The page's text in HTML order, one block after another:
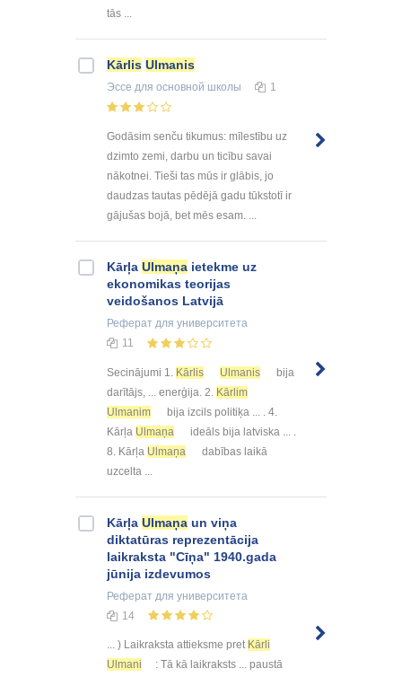
tās ...
Kārlis Ulmanis
Эссе для основной школы 1
Godāsim senču tikumus: mīlestību uz
dzimto zemi, darbu un ticību savai
nākotnei. Tieši tas mūs ir glābis, jo
daudzas tautas pēdējā gadu tūkstotī ir
gājušas bojā, bet mēs esam. ...
Kārļa Ulmaņa ietekme uz
ekonomikas teorijas
veidošanos Latvijā
Реферат для университета
11
Secinājumi 1. Kārlis Ulmanis
bija
darītājs, ... enerģija. 2. Kārlim
Ulmanim
bija izcils politiķa ... . 4.
Kārļa Ulmaņa
ideāls bija latviska ... .
8. Kārļa Ulmaņa
dabības laikā
uzcelta ...
Kārļa Ulmaņa un viņa
diktatūras reprezentācija
laikraksta "Cīņa" 1940.gada
jūnija izdevumos
Реферат для университета
14
... ) Laikraksta attieksme pret Kārli
Ulmani
: Tā kā laikraksts ... paustā